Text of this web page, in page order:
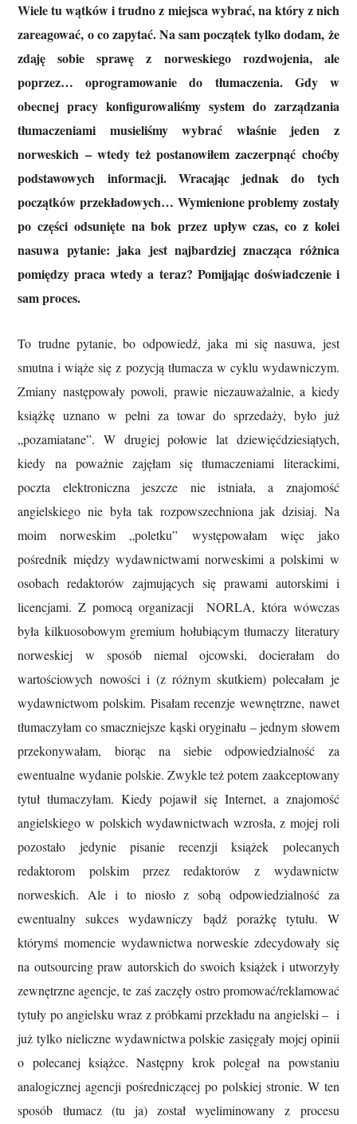
Wiele tu wątków i trudno z miejsca wybrać, na który z nich
zareagować, o co zapytać. Na sam początek tylko dodam, że
zdaję sobie sprawę z norweskiego rozdwojenia, ale
poprzez… oprogramowanie do tłumaczenia. Gdy w
obecnej pracy konfigurowaliśmy system do zarządzania
tłumaczeniami musieliśmy wybrać właśnie jeden z
norweskich – wtedy też postanowiłem zaczerpnąć choćby
podstawowych informacji. Wracając jednak do tych
początków przekładowych… Wymienione problemy zostały
po części odsunięte na bok przez upływ czas, co z kolei
nasuwa pytanie: jaka jest najbardziej znacząca różnica
pomiędzy praca wtedy a teraz? Pomijając doświadczenie i
sam proces.
To trudne pytanie, bo odpowiedź, jaka mi się nasuwa, jest
smutna i wiąże się z pozycją tłumacza w cyklu wydawniczym.
Zmiany następowały powoli, prawie niezauważalnie, a kiedy
książkę uznano w pełni za towar do sprzedaży, było już
„pozamiatane”. W drugiej połowie lat dziewięćdziesiątych,
kiedy na poważnie zajęłam się tłumaczeniami literackimi,
poczta elektroniczna jeszcze nie istniała, a znajomość
angielskiego nie była tak rozpowszechniona jak dzisiaj. Na
moim norweskim „poletku” występowałam więc jako
pośrednik między wydawnictwami norweskimi a polskimi w
osobach redaktorów zajmujących się prawami autorskimi i
licencjami. Z pomocą organizacji NORLA, która wówczas
była kilkuosobowym gremium hołubiącym tłumaczy literatury
norweskiej w sposób niemal ojcowski, docierałam do
wartościowych nowości i (z różnym skutkiem) polecałam je
wydawnictwom polskim. Pisałam recenzje wewnętrzne, nawet
tłumaczyłam co smaczniejsze kąski oryginału – jednym słowem
przekonywałam, biorąc na siebie odpowiedzialność za
ewentualne wydanie polskie. Zwykle też potem zaakceptowany
tytuł tłumaczyłam. Kiedy pojawił się Internet, a znajomość
angielskiego w polskich wydawnictwach wzrosła, z mojej roli
pozostało jedynie pisanie recenzji książek polecanych
redaktorom polskim przez redaktorów z wydawnictw
norweskich. Ale i to niosło z sobą odpowiedzialność za
ewentualny sukces wydawniczy bądź porażkę tytułu. W
którymś momencie wydawnictwa norweskie zdecydowały się
na outsourcing praw autorskich do swoich książek i utworzyły
zewnętrzne agencje, te zaś zaczęły ostro promować/reklamować
tytuły po angielsku wraz z próbkami przekładu na angielski – i
już tylko nieliczne wydawnictwa polskie zasięgały mojej opinii
o polecanej książce. Następny krok polegał na powstaniu
analogicznej agencji pośredniczącej po polskiej stronie. W ten
sposób tłumacz (tu ja) został wyeliminowany z procesu